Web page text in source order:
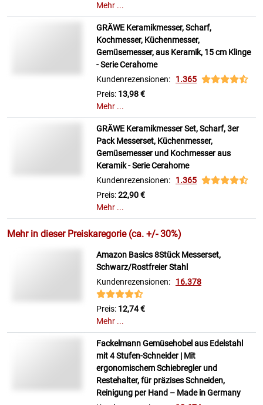
Mehr ...
GRÄWE Keramikmesser, Scharf,
Kochmesser, Küchenmesser,
Gemüsemesser, aus Keramik, 15 cm Klinge
- Serie Cerahome
Kundenrezensionen: 1.365
Preis: 13,98 €
Mehr ...
GRÄWE Keramikmesser Set, Scharf, 3er
Pack Messerset, Küchenmesser,
Gemüsemesser und Kochmesser aus
Keramik - Serie Cerahome
Kundenrezensionen: 1.365
Preis:22,90 €
Mehr ...
Mehr in dieser Preiskaregorie (ca. +/- 30%)
Amazon Basics 8Stück Messerset,
Schwarz/Rostfreier Stahl
Kundenrezensionen: 16.378
Preis: 12,74 €
Mehr ...
Fackelmann Gemüsehobel aus Edelstahl
mit 4 Stufen-Schneider | Mit
ergonomischem Schiebregler und
Restehalter, für präzises Schneiden,
Reinigung per Hand – Made in Germany